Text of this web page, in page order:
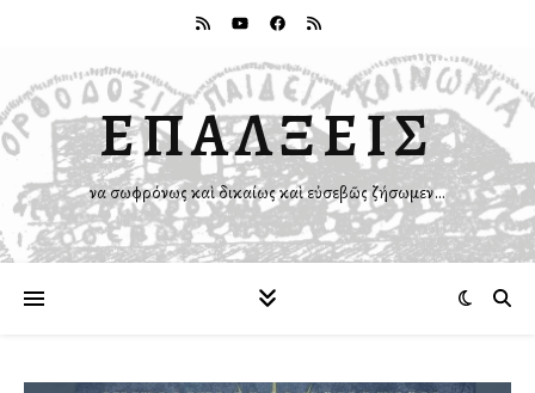
ΕΠΑΛΞΕΙΣ
Ἵνα σωφρόνως καὶ δικαίως καὶ εὐσεβῶς ζήσωμεν…